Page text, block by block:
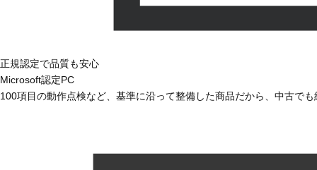
正規認定で品質も安心
Microsoft認定PC
100項目の動作点検など、基準に沿って整備した商品だから、中古で